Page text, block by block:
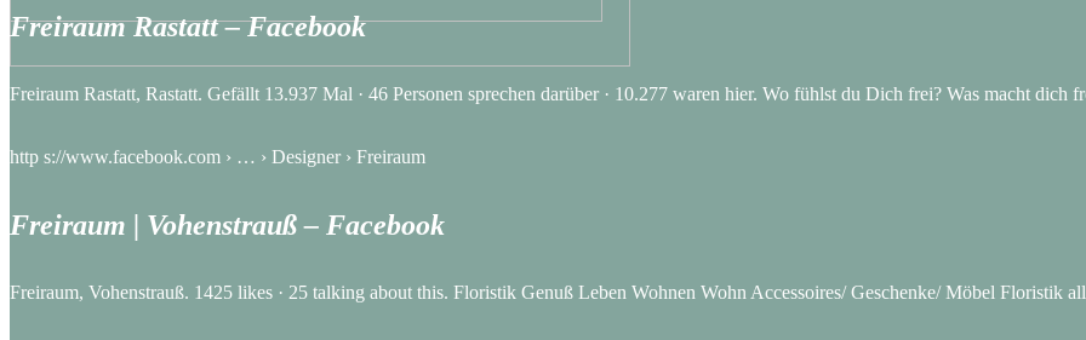
Freiraum Rastatt – Facebook
Freiraum Rastatt, Rastatt. Gefällt 13.937 Mal · 46 Personen sprechen darüber · 10.277 waren hier. Wo fühlst du Dich frei? Was macht dich
http s://www.facebook.com › … › Designer › Freiraum
Freiraum | Vohenstrauß – Facebook
Freiraum, Vohenstrauß. 1425 likes · 25 talking about this. Floristik Genuß Leben Wohnen Wohn Accessoires/ Geschenke/ Möbel Floristik